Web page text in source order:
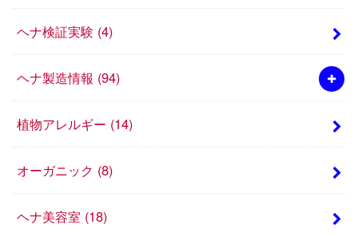
ヘナ検証実験 (4)
ヘナ製造情報 (94)
植物アレルギー (14)
オーガニック (8)
ヘナ美容室 (18)